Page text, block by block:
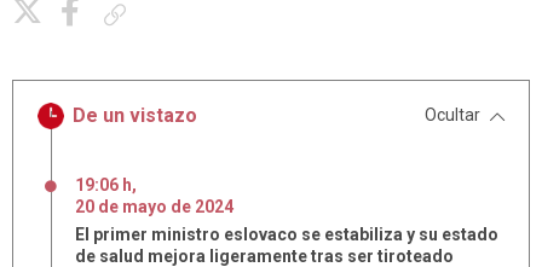
De un vistazo Ocultar
19:06 h,
20 de mayo de 2024
El primer ministro eslovaco se estabiliza y su estado
de salud mejora ligeramente tras ser tiroteado